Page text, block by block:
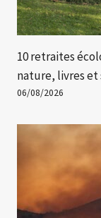
10 retraites
nature, livres et
06/08/2026